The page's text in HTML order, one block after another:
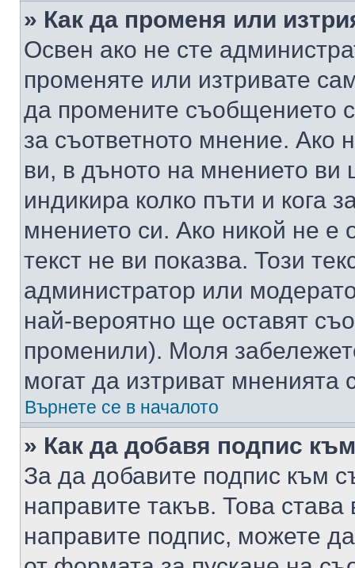
» Как да променя или
Освен ако не сте
променяте или изтривате
да промените съобщението
за съответното мнение. Ако
ви, в дъното на мнението ви
индикира колко пъти и кога
мнението си. Ако никой не е
текст не ви показва. Този
администратор или
най-вероятно ще оставят
променили). Моля
могат да изтриват мненията
Върнете се в началото
» Как да добавя подпис
За да добавите подпис към
направите такъв. Това
направите подпис, можете